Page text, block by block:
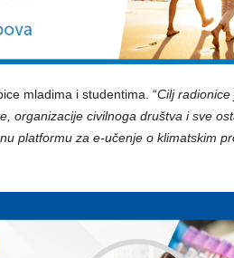
mladima i studentima. “Cilj radionice
organizacije civilnoga društva i sve
platformu za e-učenje o klimatskim